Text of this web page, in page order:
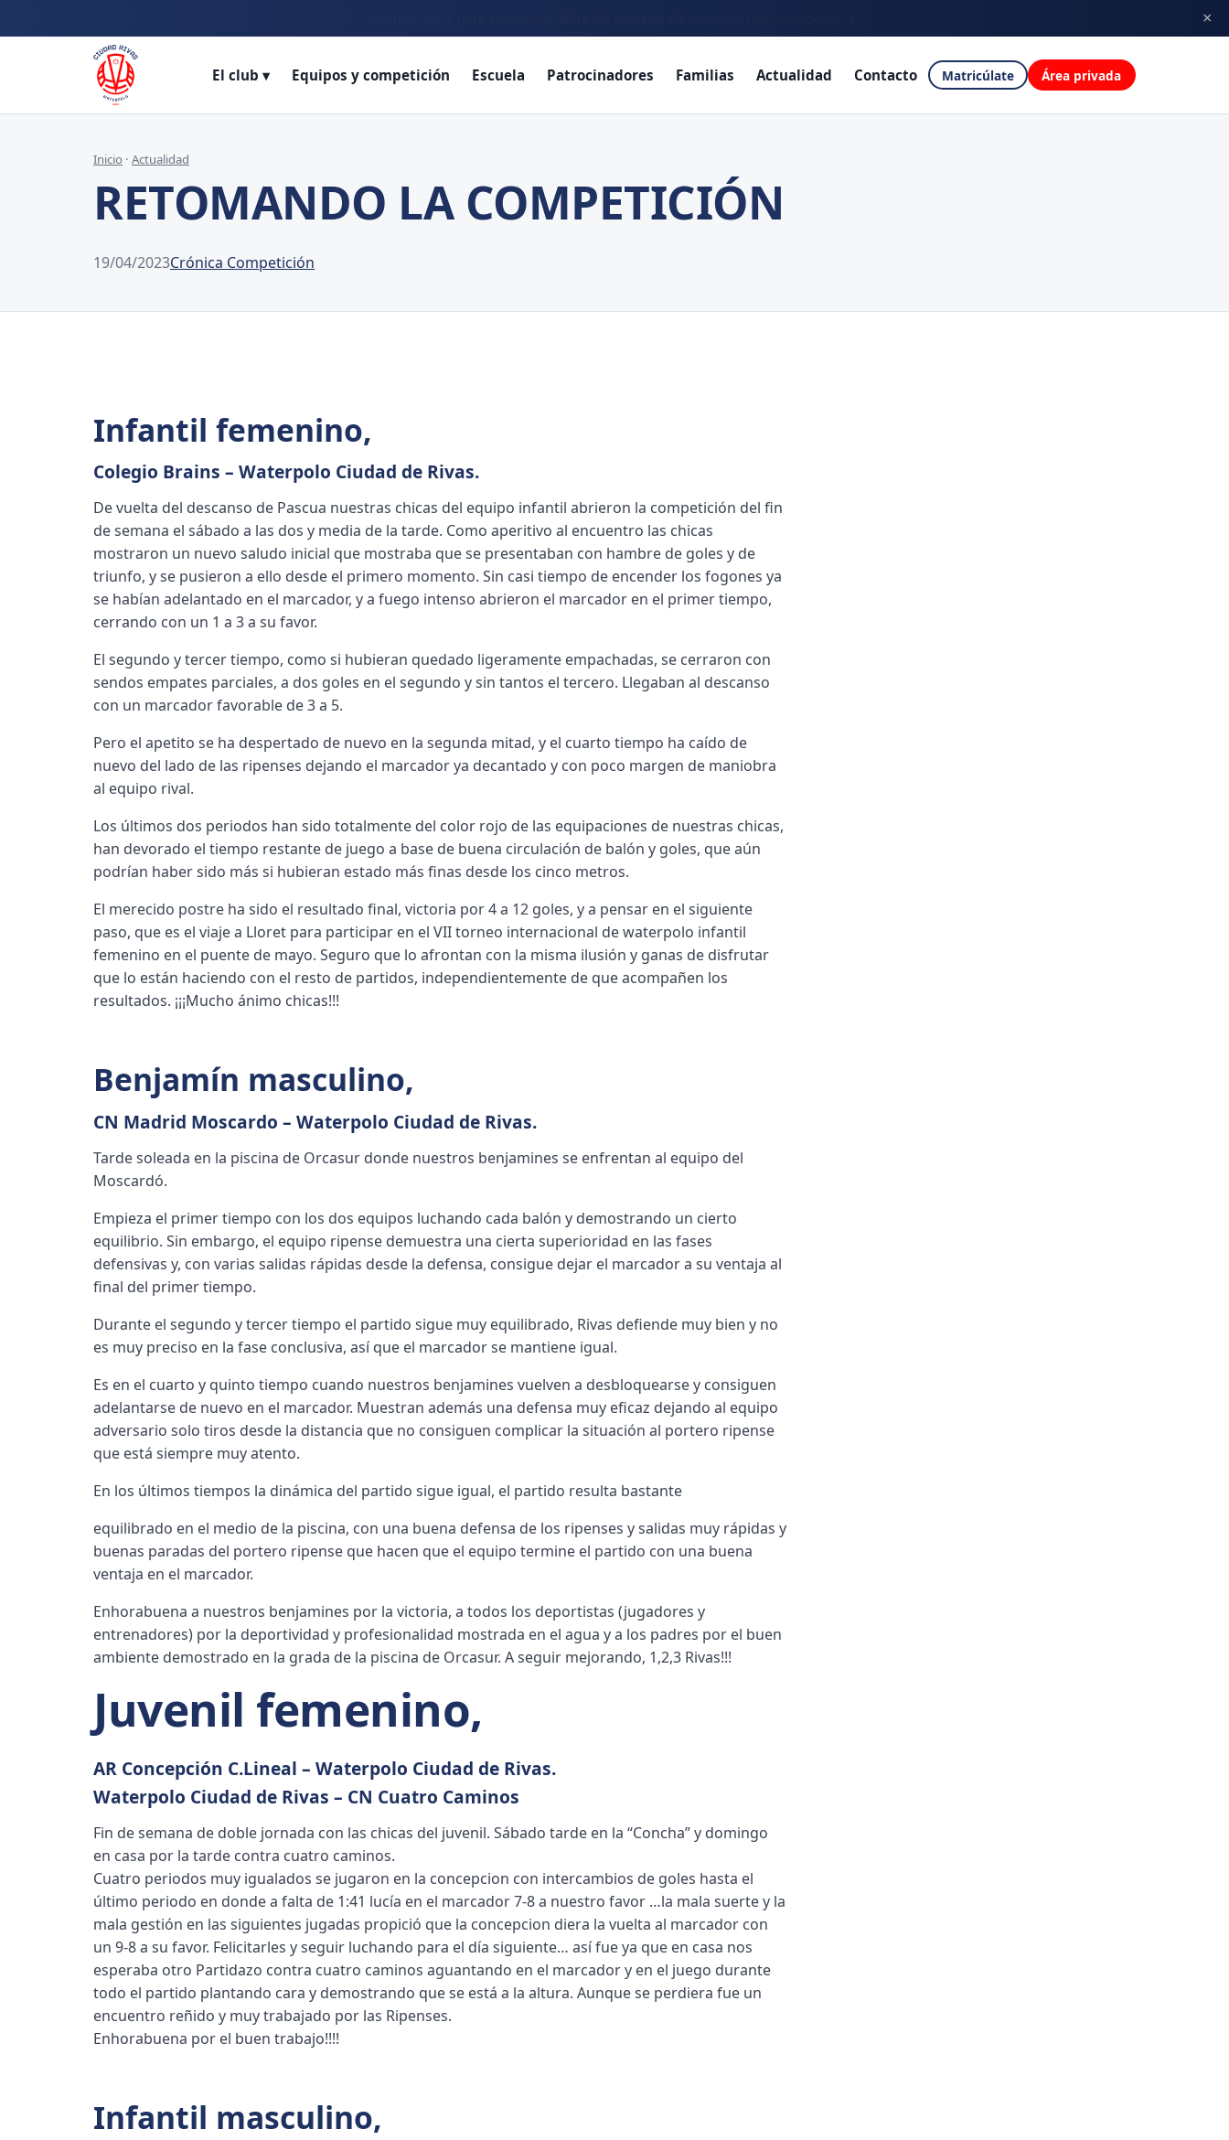
×
El club ▾ Equipos y competición Escuela Patrocinadores Familias Actualidad Contacto Matricúlate Área privada
Inicio · Actualidad
RETOMANDO LA COMPETICIÓN
19/04/2023Crónica Competición
Infantil femenino,
Colegio Brains – Waterpolo Ciudad de Rivas.
De vuelta del descanso de Pascua nuestras chicas del equipo infantil abrieron la competición del fin
de semana el sábado a las dos y media de la tarde. Como aperitivo al encuentro las chicas
mostraron un nuevo saludo inicial que mostraba que se presentaban con hambre de goles y de
triunfo, y se pusieron a ello desde el primero momento. Sin casi tiempo de encender los fogones ya
se habían adelantado en el marcador, y a fuego intenso abrieron el marcador en el primer tiempo,
cerrando con un 1 a 3 a su favor.
El segundo y tercer tiempo, como si hubieran quedado ligeramente empachadas, se cerraron con
sendos empates parciales, a dos goles en el segundo y sin tantos el tercero. Llegaban al descanso
con un marcador favorable de 3 a 5.
Pero el apetito se ha despertado de nuevo en la segunda mitad, y el cuarto tiempo ha caído de
nuevo del lado de las ripenses dejando el marcador ya decantado y con poco margen de maniobra
al equipo rival.
Los últimos dos periodos han sido totalmente del color rojo de las equipaciones de nuestras chicas,
han devorado el tiempo restante de juego a base de buena circulación de balón y goles, que aún
podrían haber sido más si hubieran estado más finas desde los cinco metros.
El merecido postre ha sido el resultado final, victoria por 4 a 12 goles, y a pensar en el siguiente
paso, que es el viaje a Lloret para participar en el VII torneo internacional de waterpolo infantil
femenino en el puente de mayo. Seguro que lo afrontan con la misma ilusión y ganas de disfrutar
que lo están haciendo con el resto de partidos, independientemente de que acompañen los
resultados. ¡¡¡Mucho ánimo chicas!!!
Benjamín masculino,
CN Madrid Moscardo – Waterpolo Ciudad de Rivas.
Tarde soleada en la piscina de Orcasur donde nuestros benjamines se enfrentan al equipo del
Moscardó.
Empieza el primer tiempo con los dos equipos luchando cada balón y demostrando un cierto
equilibrio. Sin embargo, el equipo ripense demuestra una cierta superioridad en las fases
defensivas y, con varias salidas rápidas desde la defensa, consigue dejar el marcador a su ventaja al
final del primer tiempo.
Durante el segundo y tercer tiempo el partido sigue muy equilibrado, Rivas defiende muy bien y no
es muy preciso en la fase conclusiva, así que el marcador se mantiene igual.
Es en el cuarto y quinto tiempo cuando nuestros benjamines vuelven a desbloquearse y consiguen
adelantarse de nuevo en el marcador. Muestran además una defensa muy eficaz dejando al equipo
adversario solo tiros desde la distancia que no consiguen complicar la situación al portero ripense
que está siempre muy atento.
En los últimos tiempos la dinámica del partido sigue igual, el partido resulta bastante
equilibrado en el medio de la piscina, con una buena defensa de los ripenses y salidas muy rápidas y
buenas paradas del portero ripense que hacen que el equipo termine el partido con una buena
ventaja en el marcador.
Enhorabuena a nuestros benjamines por la victoria, a todos los deportistas (jugadores y
entrenadores) por la deportividad y profesionalidad mostrada en el agua y a los padres por el buen
ambiente demostrado en la grada de la piscina de Orcasur. A seguir mejorando, 1,2,3 Rivas!!!
Juvenil femenino,
AR Concepción C.Lineal – Waterpolo Ciudad de Rivas.
Waterpolo Ciudad de Rivas – CN Cuatro Caminos
Fin de semana de doble jornada con las chicas del juvenil. Sábado tarde en la “Concha” y domingo
en casa por la tarde contra cuatro caminos.
Cuatro periodos muy igualados se jugaron en la concepcion con intercambios de goles hasta el
último periodo en donde a falta de 1:41 lucía en el marcador 7-8 a nuestro favor …la mala suerte y la
mala gestión en las siguientes jugadas propició que la concepcion diera la vuelta al marcador con
un 9-8 a su favor. Felicitarles y seguir luchando para el día siguiente… así fue ya que en casa nos
esperaba otro Partidazo contra cuatro caminos aguantando en el marcador y en el juego durante
todo el partido plantando cara y demostrando que se está a la altura. Aunque se perdiera fue un
encuentro reñido y muy trabajado por las Ripenses.
Enhorabuena por el buen trabajo!!!!
Infantil masculino,